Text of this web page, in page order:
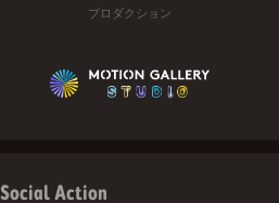
プロダクション
Action